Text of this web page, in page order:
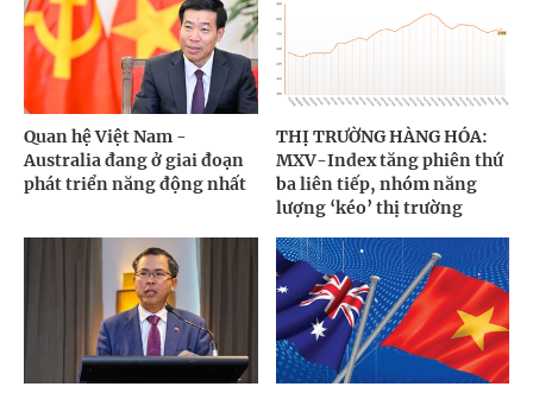
Quan hệ Việt Nam -
Australia đang ở giai đoạn
phát triển năng động nhất
THỊ TRƯỜNG HÀNG HÓA:
MXV-Index tăng phiên thứ
ba liên tiếp, nhóm năng
lượng ‘kéo’ thị trường